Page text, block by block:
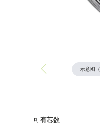
可有芯数